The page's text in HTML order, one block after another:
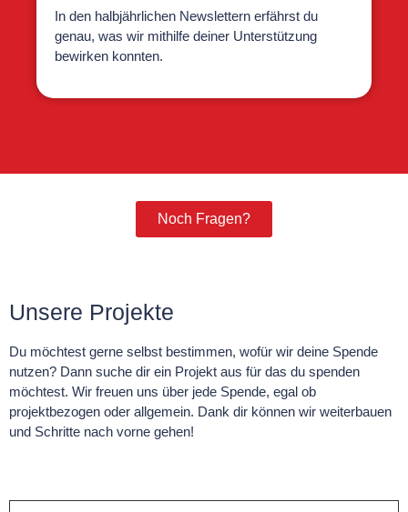
In den halbjährlichen Newslettern erfährst du
genau, was wir mithilfe deiner Unterstützung
bewirken konnten.
Noch Fragen?
Unsere Projekte
Du möchtest gerne selbst bestimmen, wofür wir deine Spende
nutzen? Dann suche dir ein Projekt aus für das du spenden
möchtest. Wir freuen uns über jede Spende, egal ob
projektbezogen oder allgemein. Dank dir können wir weiterbauen
und Schritte nach vorne gehen!